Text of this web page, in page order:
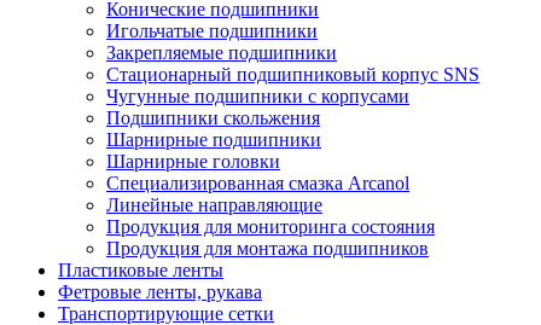
Конические подшипники
Игольчатые подшипники
Закрепляемые подшипники
Стационарный подшипниковый корпус SNS
Чугунные подшипники с корпусами
Подшипники скольжения
Шарнирные подшипники
Шарнирные головки
Специализированная смазка Arcanol
Линейные направляющие
Продукция для мониторинга состояния
Продукция для монтажа подшипников
Пластиковые ленты
Фетровые ленты, рукава
Транспортирующие сетки